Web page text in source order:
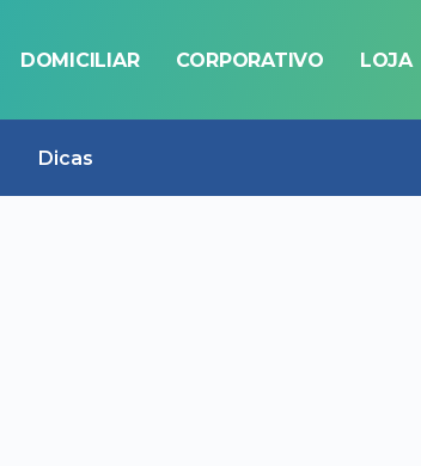
DOMICILIAR CORPORATIVO LOJA
Dicas